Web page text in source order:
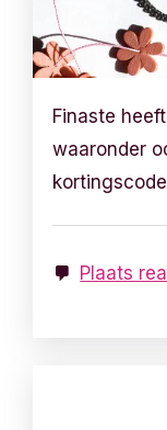
Finaste
waaronder
Plaats